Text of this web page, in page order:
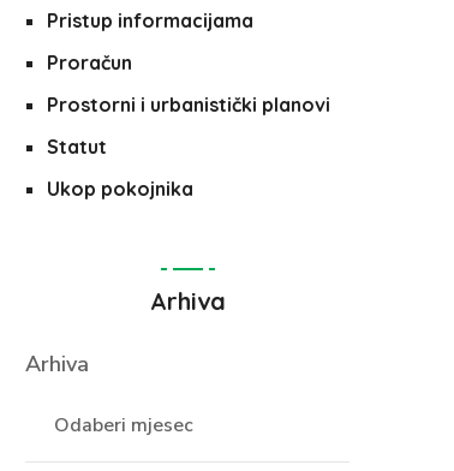
Pristup informacijama
Proračun
Prostorni i urbanistički planovi
Statut
Ukop pokojnika
Arhiva
Arhiva